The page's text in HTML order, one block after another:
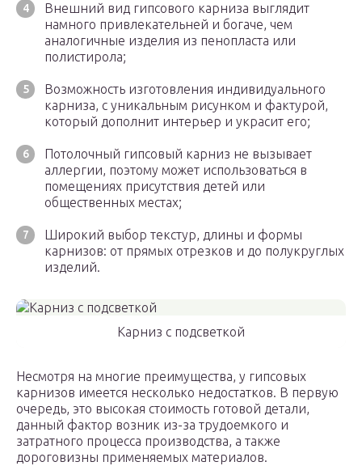
Внешний вид гипсового карниза выглядит
намного привлекательней и богаче, чем
аналогичные изделия из пенопласта или
полистирола;
Возможность изготовления индивидуального
карниза, с уникальным рисунком и фактурой,
который дополнит интерьер и украсит его;
Потолочный гипсовый карниз не вызывает
аллергии, поэтому может использоваться в
помещениях присутствия детей или
общественных местах;
Широкий выбор текстур, длины и формы
карнизов: от прямых отрезков и до полукруглых
изделий.
Карниз с подсветкой
Несмотря на многие преимущества, у гипсовых
карнизов имеется несколько недостатков. В первую
очередь, это высокая стоимость готовой детали,
данный фактор возник из-за трудоемкого и
затратного процесса производства, а также
дороговизны применяемых материалов.